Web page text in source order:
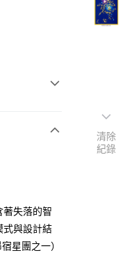
著失落的智
式與設計結
星團之一）
清除
紀錄